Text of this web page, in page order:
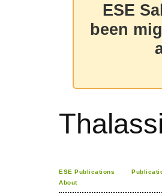
ESE
been
ESE Publications
About